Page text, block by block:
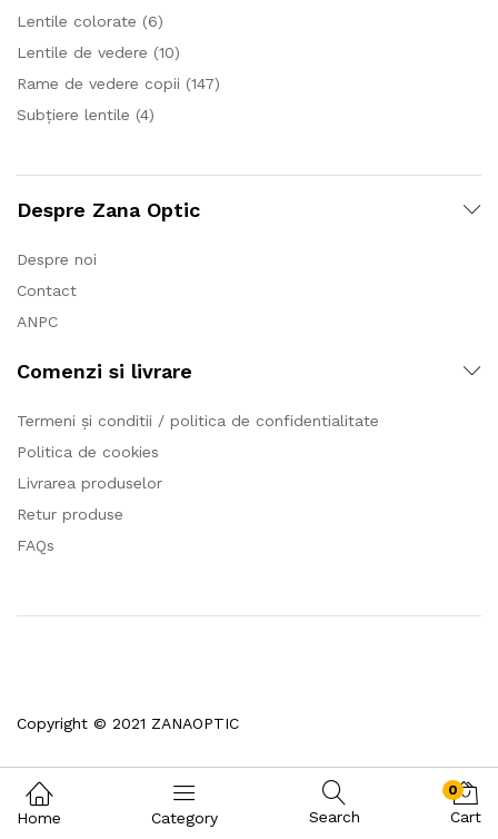
Lentile colorate (6)
Lentile de vedere (10)
Rame de vedere copii (147)
Subțiere lentile (4)
Despre Zana Optic
Despre noi
Contact
ANPC
Comenzi si livrare
Termeni și conditii / politica de confidentialitate
Politica de cookies
Livrarea produselor
Retur produse
FAQs
Copyright © 2021 ZANAOPTIC
Home Category Search
0
Cart